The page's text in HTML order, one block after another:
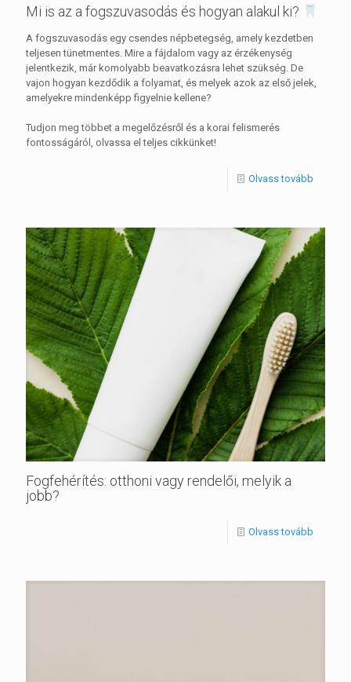
Mi is az a fogszuvasodás és hogyan alakul ki?
A fogszuvasodás egy csendes népbetegség, amely kezdetben
teljesen tünetmentes. Mire a fájdalom vagy az érzékenység
jelentkezik, már komolyabb beavatkozásra lehet szükség. De
vajon hogyan kezdődik a folyamat, és melyek azok az első jelek,
amelyekre mindenképp figyelnie kellene?
Tudjon meg többet a megelőzésről és a korai felismerés
fontosságáról, olvassa el teljes cikkünket!
Olvass tovább
Fogfehérítés: otthoni vagy rendelői, melyik a
jobb?
Olvass tovább